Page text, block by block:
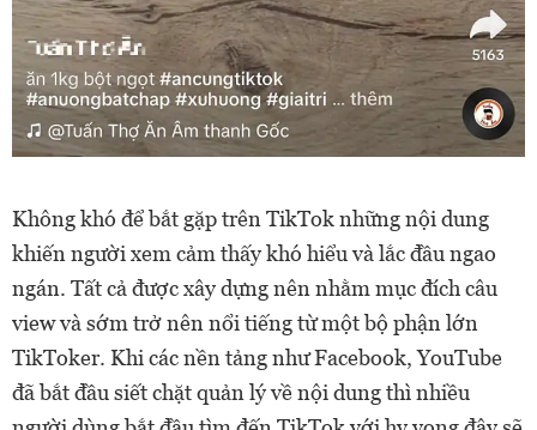
Không khó để bắt gặp trên TikTok những nội dung
khiến người xem cảm thấy khó hiểu và lắc đầu ngao
ngán. Tất cả được xây dựng nên nhằm mục đích câu
view và sớm trở nên nổi tiếng từ một bộ phận lớn
TikToker. Khi các nền tảng như Facebook, YouTube
đã bắt đầu siết chặt quản lý về nội dung thì nhiều